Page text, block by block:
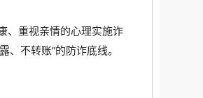
、重视亲情的心理实施诈
不转账”的防诈底线。